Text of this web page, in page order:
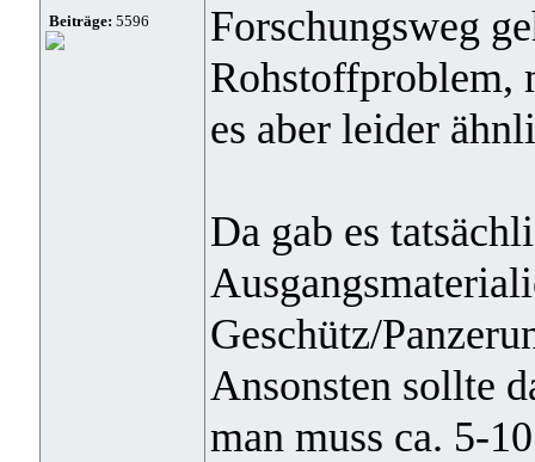
Beiträge: 5596
Forschungsweg
Rohstoffproblem,
es aber leider
Da gab es
Geschütz/
Ansonsten sollte
man muss ca. 5-